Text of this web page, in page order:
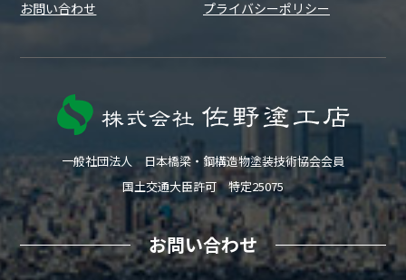
お問い合わせ プライバシーポリシー
一般社団法人 日本橋梁・鋼構造物塗装技術協会会員
国土交通大臣許可 特定25075
お問い合わせ